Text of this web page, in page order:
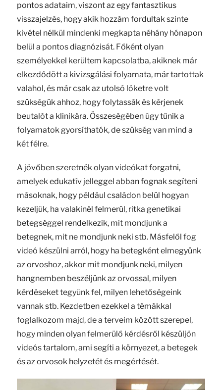
pontos adataim, viszont az egy fantasztikus
visszajelzés, hogy akik hozzám fordultak szinte
kivétel nélkül mindenki megkapta néhány hónapon
belül a pontos diagnózisát. Főként olyan
személyekkel kerültem kapcsolatba, akiknek már
elkezdődött a kivizsgálási folyamata, már tartottak
valahol, és már csak az utolsó löketre volt
szükségük ahhoz, hogy folytassák és kérjenek
beutalót a klinikára. Összeségében úgy tűnik a
folyamatok gyorsíthatók, de szükség van mind a
két félre.
A jövőben szeretnék olyan videókat forgatni,
amelyek edukatív jelleggel abban fognak segíteni
másoknak, hogy például családon belül hogyan
kezeljük, ha valakinél felmerül, ritka genetikai
betegséggel rendelkezik, mit mondjunk a
betegnek, mit ne mondjunk neki stb. Másfelől fog
videó készülni arról, hogy ha betegként elmegyünk
az orvoshoz, akkor mit mondjunk neki, milyen
hangnemben beszéljünk az orvossal, milyen
kérdéseket tegyünk fel, milyen lehetőségeink
vannak stb. Kezdetben ezekkel a témákkal
foglalkozom majd, de a terveim között szerepel,
hogy minden olyan felmerülő kérdésről készüljön
videós tartalom, ami segíti a környezet, a betegek
és az orvosok helyzetét és megértését.